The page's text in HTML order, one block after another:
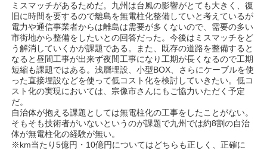
ミスマッチがあるためだ。九州は台風の影響がとても大きく、復
旧に時間を要するので離島を無電柱化整備していと考えているが
電力や通信事業者からは離島は需要が多くないので、需要の多い
市街地から整備をしたいとの回答だった。今後はミスマッチをど
う解消していくかが課題である。また、既存の道路を整備すると
なると昼間工事が出来ず夜間工事になり工期が長くなるので工期
短縮も課題ではある。浅層埋設、小型BOX、さらにケーブルを使
った直接埋設などを使って低コスト化を検討していきたい。低コ
スト化の実現においては、宗像市さんにもご協力いただく予定
だ。
自治体が抱える課題としては無電柱化の工事をしたことがない。
そもそも技術者がいないというのが課題で九州では約8割の自治
体が無電柱化の経験が無い。
※km当たり5億円・10億円についてはどちらも正しく、正確に